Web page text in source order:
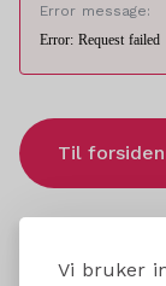
Vi bruker
Error message:
Error: Request failed
Til forsiden